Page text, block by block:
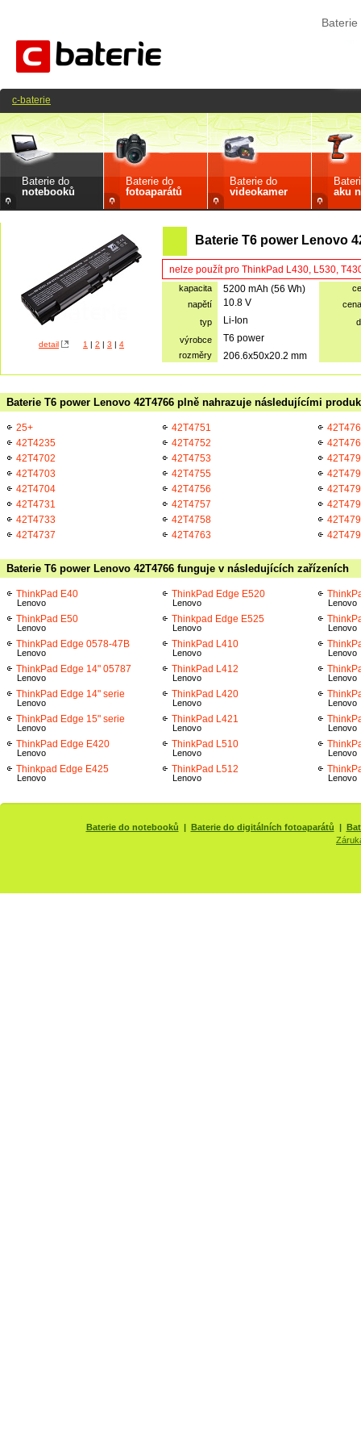
Baterie do
notebooků
Baterie do
fotoaparátů
Baterie do
videokamer
aku
detail 1 | 2 | 3 | 4
Baterie T6 power Lenovo
nelze použít pro ThinkPad L430, L530,
kapacita 5200 mAh (56 Wh)
napětí
10.8 V
typ
Li-Ion
výrobce
T6 power
rozměry 206.6x50x20.2 mm
Baterie T6 power Lenovo 42T4766 plně nahrazuje následujícími
25+
42T4235
42T4702
42T4703
42T4704
42T4731
42T4733
42T4737
42T4751
42T4752
42T4753
42T4755
42T4756
42T4757
42T4758
42T4763
Baterie T6 power Lenovo 42T4766 funguje v následujících zařízeních
ThinkPad E40
Lenovo
ThinkPad E50
Lenovo
ThinkPad Edge 0578-47B
Lenovo
ThinkPad Edge 14" 05787
Lenovo
ThinkPad Edge 14" serie
Lenovo
ThinkPad Edge 15" serie
Lenovo
ThinkPad Edge E420
Lenovo
Thinkpad Edge E425
Lenovo
ThinkPad Edge E520
Lenovo
Thinkpad Edge E525
Lenovo
ThinkPad L410
Lenovo
ThinkPad L412
Lenovo
ThinkPad L420
Lenovo
ThinkPad L421
Lenovo
ThinkPad L510
Lenovo
ThinkPad L512
Lenovo
Lenovo
Lenovo
Lenovo
Lenovo
Lenovo
Lenovo
Lenovo
Lenovo
c-baterie
Baterie do notebooků | Baterie do digitálních fotoaparátů |